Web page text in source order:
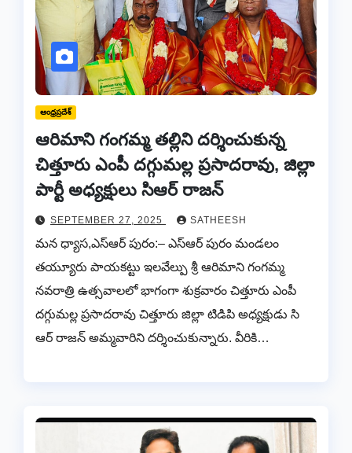
ఆంధ్రప్రదేశ్
ఆరిమాని గంగమ్మ తల్లిని దర్శించుకున్న
చిత్తూరు ఎంపీ దగ్గుమల్ల ప్రసాదరావు, జిల్లా
పార్టీ అధ్యక్షులు సిఆర్ రాజన్
SEPTEMBER 27, 2025 SATHEESH
మన ధ్యాస,ఎస్ఆర్ పురం:– ఎస్ఆర్ పురం మండలం
తయ్యూరు పాయకట్టు ఇలవేల్పు శ్రీ ఆరిమాని గంగమ్మ
నవరాత్రి ఉత్సవాలలో భాగంగా శుక్రవారం చిత్తూరు ఎంపీ
దగ్గుమల్ల ప్రసాదరావు చిత్తూరు జిల్లా టిడిపి అధ్యక్షుడు సి
ఆర్ రాజన్ అమ్మవారిని దర్శించుకున్నారు. వీరికి…